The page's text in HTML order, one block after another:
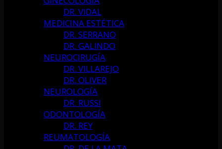
DR. VIDAL
MEDICINA ESTÉTICA
DR. SERRANO
DR. GALINDO
NEUROCIRUGÍA
DR. VILLAREJO
DR. OLIVER
NEUROLOGÍA
DR. RUSSI
ODONTOLOGÍA
DR. REY
REUMATOLOGÍA